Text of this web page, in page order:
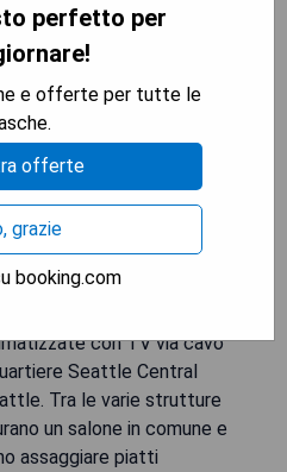
con TV via cavo
Seattle Central
Tra le varie strutture
un salone in comune e
assaggiare piatti
perfetto per
e offerte per tutte le
offerte
grazie
booking.com